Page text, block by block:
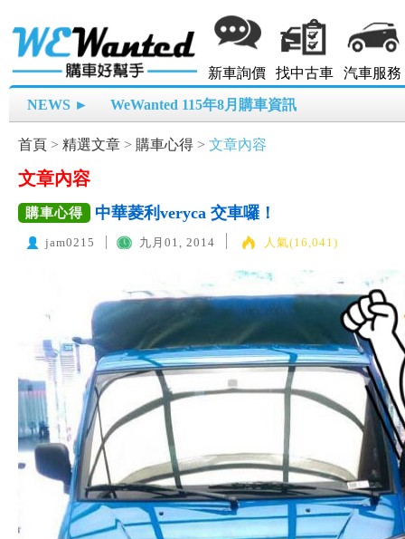
新車詢價 找中古車 汽車服務
NEWS ► WeWanted 115年8月購車資訊
首頁 > 精選文章 > 購車心得 > 文章內容
文章內容
購車心得 中華菱利veryca 交車囉！
jam0215 九月01, 2014 人氣(16,041)